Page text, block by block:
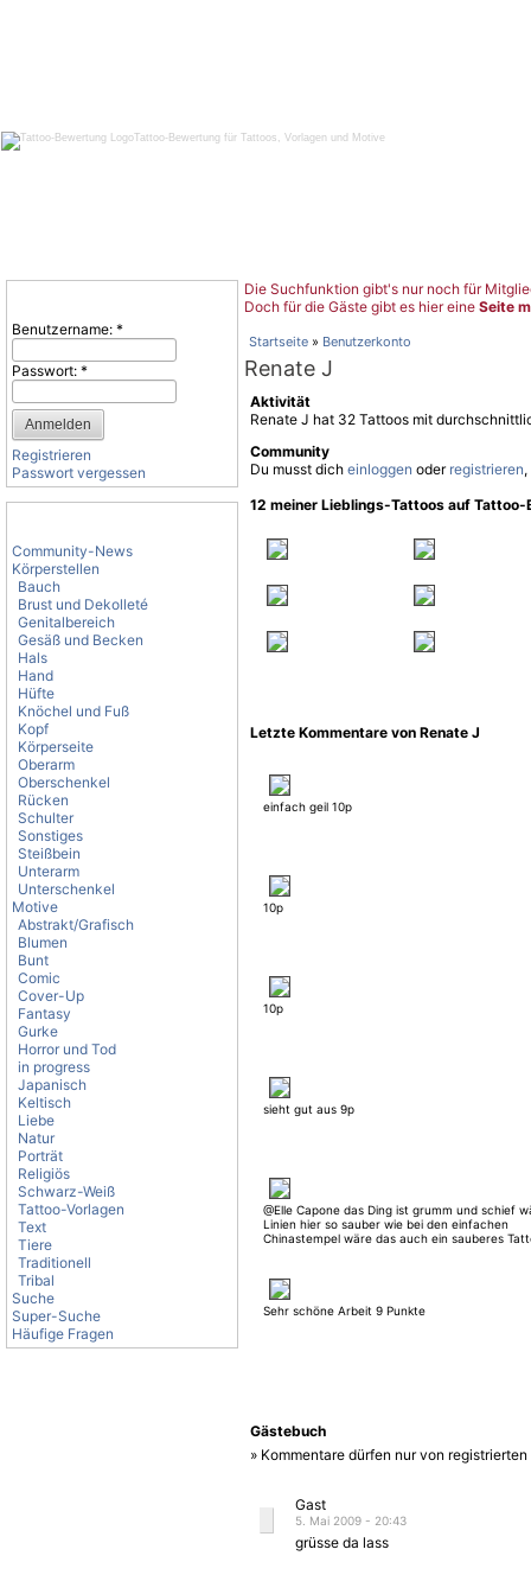
Tattoo-Bewertung für Tattoos, Vorlagen und Motive
Benutzername: *
Passwort: *
Registrieren
Passwort vergessen
Community-News
Körperstellen
Bauch
Brust und Dekolleté
Genitalbereich
Gesäß und Becken
Hals
Hand
Hüfte
Knöchel und Fuß
Kopf
Körperseite
Oberarm
Oberschenkel
Rücken
Schulter
Sonstiges
Steißbein
Unterarm
Unterschenkel
Motive
Abstrakt/Grafisch
Blumen
Bunt
Comic
Cover-Up
Fantasy
Gurke
Horror und Tod
in progress
Japanisch
Keltisch
Liebe
Natur
Porträt
Religiös
Schwarz-Weiß
Tattoo-Vorlagen
Text
Tiere
Traditionell
Tribal
Suche
Super-Suche
Häufige Fragen
Die Suchfunktion gibt's nur noch für
Doch für die Gäste gibt es hier eine Seite
Startseite » Benutzerkonto
Renate J
Aktivität
Renate J hat 32 Tattoos mit
Community
Du musst dich einloggen oder registrieren
12 meiner Lieblings-Tattoos auf
Letzte Kommentare von Renate J
einfach geil 10p
10p
10p
sieht gut aus 9p
@Elle Capone das Ding ist grumm und schief
Linien hier so sauber wie bei den einfachen
Chinastempel wäre das auch ein sauberes
Sehr schöne Arbeit 9 Punkte
Gästebuch
» Kommentare dürfen nur von
Gast
5. Mai 2009 - 20:43
grüsse da lass